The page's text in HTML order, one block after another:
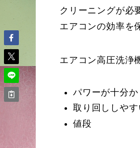
クリーニングが必
エアコンの効率を
エアコン高圧洗浄
パワーが十分か
取り回ししやす
値段